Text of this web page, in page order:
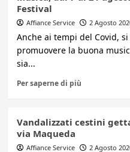
Festival
Affiance Service 2 Agosto
Anche ai tempi del Covid,
promuovere la buona
sia...
Per saperne di più
Vandalizzati cestini
via Maqueda
Affiance Service 2 Agosto